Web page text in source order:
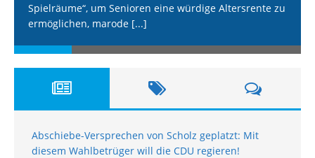
Spielräume“, um Senioren eine würdige Altersrente zu
ermöglichen, marode [...]
Abschiebe-Versprechen von Scholz geplatzt: Mit
diesem Wahlbetrüger will die CDU regieren!